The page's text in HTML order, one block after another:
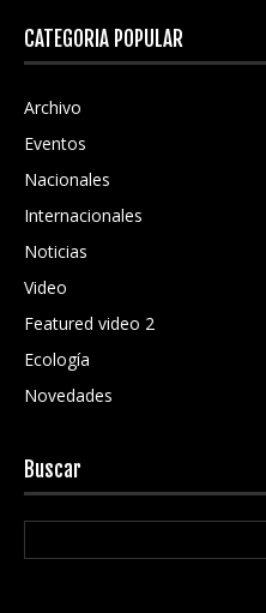
CATEGORÍA POPULAR
Archivo
Eventos
Nacionales
Internacionales
Noticias
Video
Featured video 2
Ecología
Novedades
Buscar